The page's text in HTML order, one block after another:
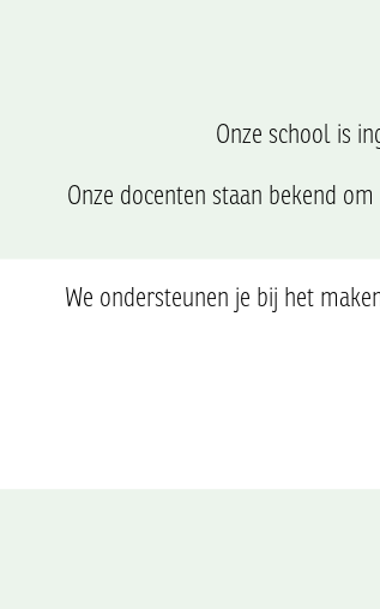
Onze school is
Onze docenten staan bekend
We ondersteunen je bij het